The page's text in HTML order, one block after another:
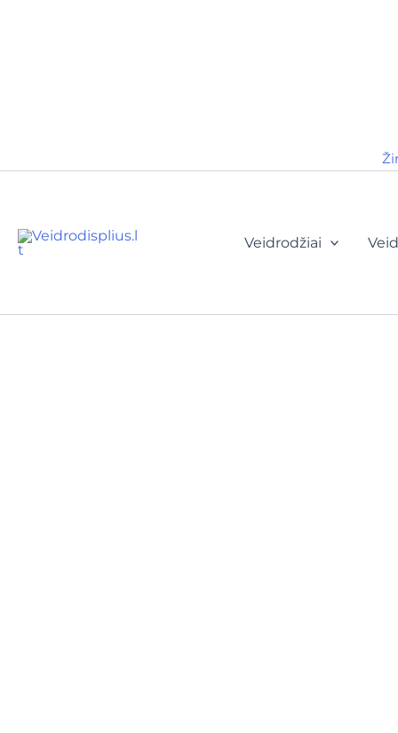
Veidrodžiai